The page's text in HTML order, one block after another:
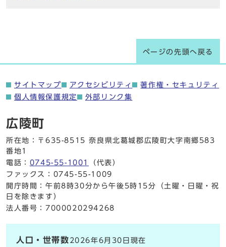
ページの先頭へ戻る
サイトマップ アクセシビリティ
著作権・セキュリティ
個人情報保護規定
外部リンク集
広陵町
所在地：〒635-8515 奈良県北葛城郡広陵町大字南郷583
番地1
電話： 0745-55-1001
（代表）
ファックス：0745-55-1009
開庁時間：午前8時30分から午後5時15分（土曜・日曜・祝
日を除きます）
法人番号：7000020294268
人口・世帯数 2026年6月30日現在